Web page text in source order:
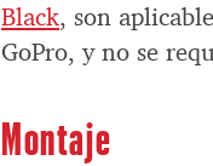
Black, son
GoPro, y no se
Montaje